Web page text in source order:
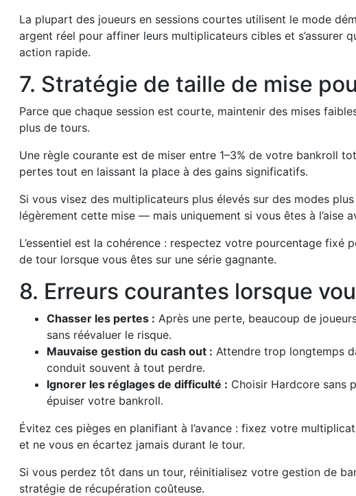
La plupart des joueurs en sessions courtes utilisent le mode
argent réel pour affiner leurs multiplicateurs cibles et s’assurer
action rapide.
7. Stratégie de taille de mise
Parce que chaque session est courte, maintenir des mises
plus de tours.
Une règle courante est de miser entre 1–3% de votre bankroll
pertes tout en laissant la place à des gains significatifs.
Si vous visez des multiplicateurs plus élevés sur des modes
légèrement cette mise — mais uniquement si vous êtes à l’aise
L’essentiel est la cohérence : respectez votre pourcentage fixé
de tour lorsque vous êtes sur une série gagnante.
8. Erreurs courantes lorsque
Chasser les pertes : Après une perte, beaucoup de
sans réévaluer le risque.
Mauvaise gestion du cash out : Attendre trop longtemps
conduit souvent à tout perdre.
Ignorer les réglages de difficulté : Choisir Hardcore sans
épuiser votre bankroll.
Évitez ces pièges en planifiant à l’avance : fixez votre
et ne vous en écartez jamais durant le tour.
Si vous perdez tôt dans un tour, réinitialisez votre gestion de
stratégie de récupération coûteuse.